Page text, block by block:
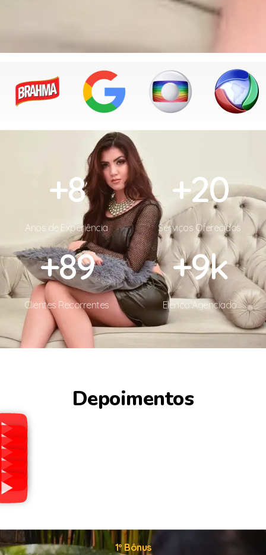
Anos de Experiência
+8
Serviços Oferecidos
+20
Clientes Recorrentes
+90
Elenco Agenciado
+10k
Depoimentos
1º Bônus